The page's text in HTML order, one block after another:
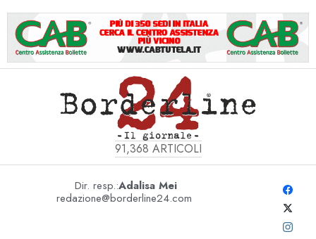
91,368 ARTICOLI
Dir. resp.:Adalisa Mei
redazione@borderline24.com